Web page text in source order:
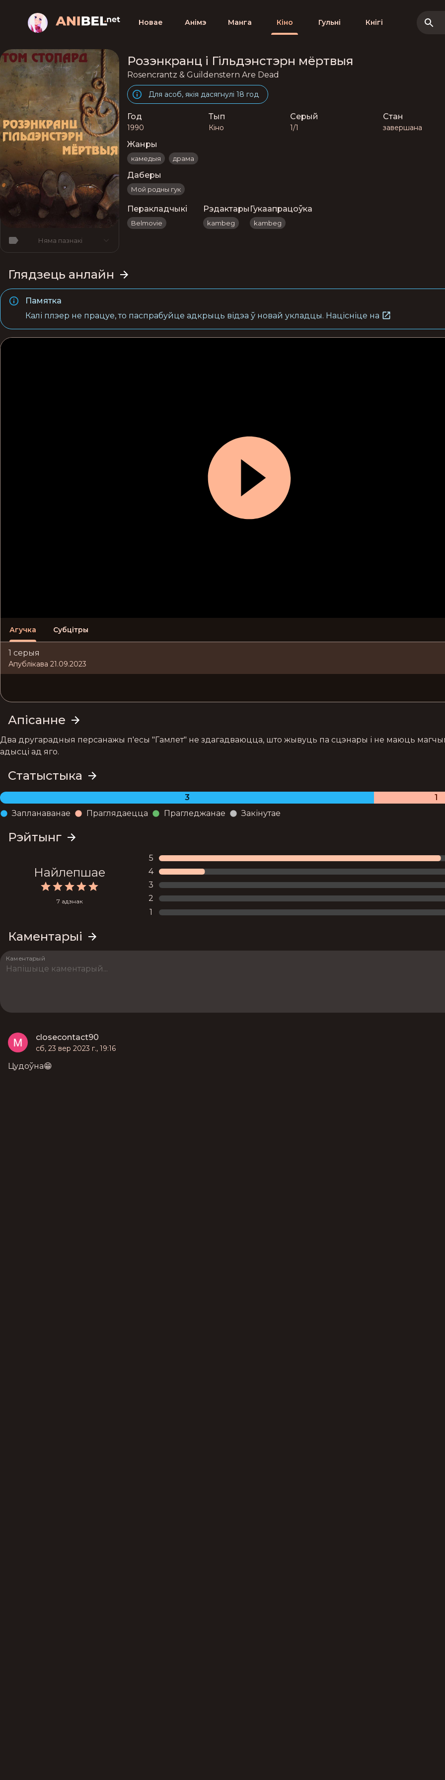
Новае Анімэ Манга Кіно Гульні Кнігі
Няма пазнакі
Розэнкранц і Гільдэнстэрн мёртвыя
Rosencrantz & Guildenstern Are Dead
Для асоб, якія дасягнулі 18 год
Год
1990
Тып
Кіно
Серый
1/1
Стан
завершана
Жанры
камедыя драма
Даберы
Мой родны гук
Перакладчыкі
Belmovie
Рэдактары
kambeg
Гукаапрацоўка
kambeg
Глядзець анлайн
Памятка
Калі плэер не працуе, то паспрабуйце адкрыць відэа ў новай укладцы. Націсніце на
Агучка Субцітры
1 серыя
Апублікава 21.09.2023
Апісанне
Два другарадныя персанажы п'есы "Гамлет" не здагадваюцца, што жывуць па сцэнары і не маюць
адысці ад яго.
Статыстыка
3
1
Запланаванае
Праглядаецца Прагледжанае Закінутае
Рэйтынг
Найлепшае
7 адзнак
5
4
3
2
1
Каментарыі
Каментарый
closecontact90
сб, 23 вер 2023 г., 19:16
Цудоўна😁